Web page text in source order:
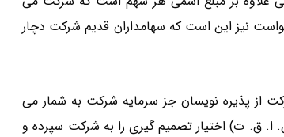
نیز این است که سهامداران قدیم شرکت دچار
پذیره نویسان جز سرمایه شرکت به شمار می
می توان آن ها را در زمره منافع و ذخائر شرکت لحاظ کرد ، ماده ۱۶۰ (ل. ا. ق. ت) اختیار تصمیم گیری را به شرکت سپرده و